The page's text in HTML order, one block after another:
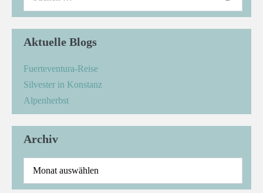
Aktuelle Blogs
Fuerteventura-Reise
Silvester in Konstanz
Alpenherbst
Archiv